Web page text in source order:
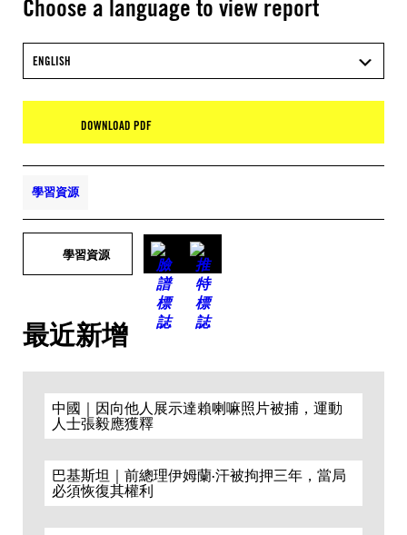
Choose a language to view report
ENGLISH
DOWNLOAD PDF
學習資源
學習資源
最近新增
中國｜因向他人展示達賴喇嘛照片被捕，運動
人士張毅應獲釋
巴基斯坦｜前總理伊姆蘭·汗被拘押三年，當局
必須恢復其權利